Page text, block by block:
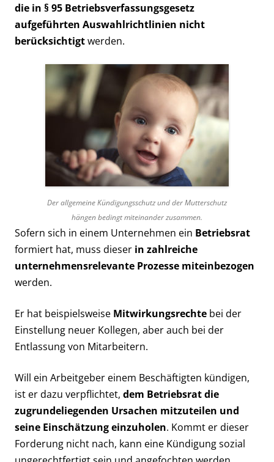
die in § 95 Betriebsverfassungsgesetz
aufgeführten Auswahlrichtlinien nicht
berücksichtigtwerden.
Der allgemeine Kündigungsschutz und der Mutterschutz
hängen bedingt miteinander zusammen.
Sofern sich in einem Unternehmen ein Betriebsrat
formiert hat, muss dieser in zahlreiche
unternehmensrelevante Prozesse miteinbezogen
werden.
Er hat beispielsweise Mitwirkungsrechte bei der
Einstellung neuer Kollegen, aber auch bei der
Entlassung von Mitarbeitern.
Will ein Arbeitgeber einem Beschäftigten kündigen,
ist er dazu verpflichtet, dem Betriebsrat die
zugrundeliegenden Ursachen mitzuteilen und
seine Einschätzung einzuholen. Kommt er dieser
Forderung nicht nach, kann eine Kündigung sozial